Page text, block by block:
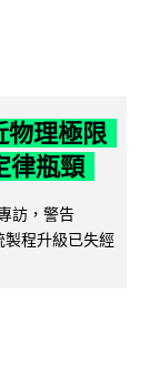
物理極限
律瓶頸
訪，警告
程升級已失經